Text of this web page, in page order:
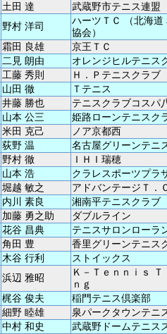
土田 達
武蔵野市テニス連盟
野村 洋司
ハーツＴＣ （北海道
協会）
霜田 良雄
京王ＴＣ
二見 朗由
オレンジヒルテニス
工藤 秀則
Ｈ．Ｐテニスクラブ
山田 徹
Ｔテニス
井藤 勝也
テニスクラブコスパ
山本 公三
姫路ローンテニスク
米田 克己
ノア京都西
荻野 温
名古屋グリーンテニ
野村 徹
ＩＨＩ瑞穂
山本 浩
クラレスポーツプラ
堀越 敏之
アドバンテージＴ．
内川 素良
湘南平テニスクラブ
加藤 勇之助
ダブルライン
花谷 昌典
テニスサロンローラ
角田 豊
香里グリーンテニス
木谷 行利
ストイックス
浜辺 雅昭
Ｋ－Ｔｅｎｎｉｓ Ｔ
ｎｇ
梶谷 俊夫
稲門テニス倶楽部
細野 睦雄
泉パークタウンテニ
中村 和史
武蔵野ドームテニス